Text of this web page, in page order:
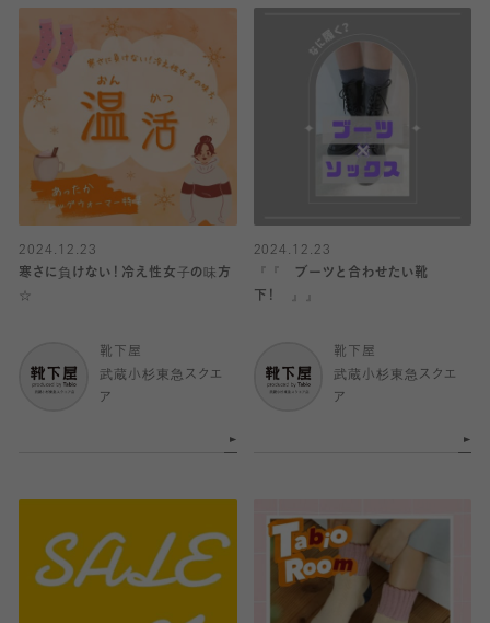
2024.12.23
寒さに負けない！冷え性女子の味方
☆
靴下屋
武蔵小杉東急スクエ
ア
2024.12.23
『『 ブーツと合わせたい靴
下！ 』』
靴下屋
武蔵小杉東急スクエ
ア